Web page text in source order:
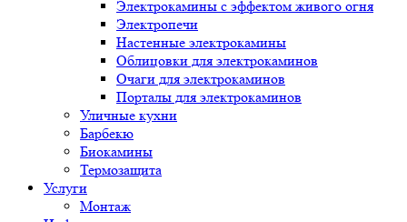
Электрокамины с эффектом живого огня
Электропечи
Настенные электрокамины
Облицовки для электрокаминов
Очаги для электрокаминов
Порталы для электрокаминов
Уличные кухни
Барбекю
Биокамины
Термозащита
Услуги
Монтаж